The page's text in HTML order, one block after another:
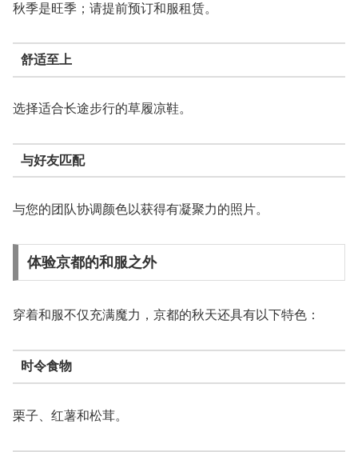
秋季是旺季；请提前预订和服租赁。
舒适至上
选择适合长途步行的草履凉鞋。
与好友匹配
与您的团队协调颜色以获得有凝聚力的照片。
体验京都的和服之外
穿着和服不仅充满魔力，京都的秋天还具有以下特色：
时令食物
栗子、红薯和松茸。